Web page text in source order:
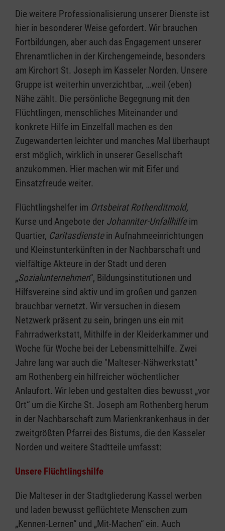
Die weitere Professionalisierung unserer Dienste ist
hier in besonderer Weise gefordert. Wir brauchen
Fortbildungen, aber auch das Engagement unserer
Ehrenamtlichen in der Kirchengemeinde, besonders
am Kirchort St. Joseph im Kasseler Norden. Unsere
Gruppe ist weiterhin unverzichtbar, …weil (eben)
Nähe zählt. Die persönliche Begegnung mit den
Flüchtlingen, menschliches Miteinander und
konkrete Hilfe im Einzelfall machen es den
Zugewanderten leichter und manches Mal überhaupt
erst möglich, wirklich in unserer Gesellschaft
anzukommen. Hier machen wir mit Eifer und
Einsatzfreude weiter.
Flüchtlingshelfer im Ortsbeirat Rothenditmold,
Kurse und Angebote der Johanniter-Unfallhilfeim
Quartier, Caritasdienstein Aufnahmeeinrichtungen
und Kleinstunterkünften in der Nachbarschaft und
vielfältige Akteure in der Stadt und deren
„Sozialunternehmen“, Bildungsinstitutionen und
Hilfsvereine sind aktiv und im großen und ganzen
brauchbar vernetzt. Wir versuchen in diesem
Netzwerk präsent zu sein, bringen uns ein mit
Fahrradwerkstatt, Mithilfe in der Kleiderkammer und
Woche für Woche bei der Lebensmittelhilfe. Zwei
Jahre lang war auch die "Malteser-Nähwerkstatt"
am Rothenberg ein hilfreicher wöchentlicher
Anlaufort. Wir leben und gestalten dies bewusst „vor
Ort“ um die Kirche St. Joseph am Rothenberg herum
in der Nachbarschaft zum Marienkrankenhaus in der
zweitgrößten Pfarrei des Bistums, die den Kasseler
Norden und weitere Stadtteile umfasst:
Unsere Flüchtlingshilfe
Die Malteser in der Stadtgliederung Kassel werben
und laden bewusst geflüchtete Menschen zum
„Kennen-Lernen“ und „Mit-Machen“ ein. Auch